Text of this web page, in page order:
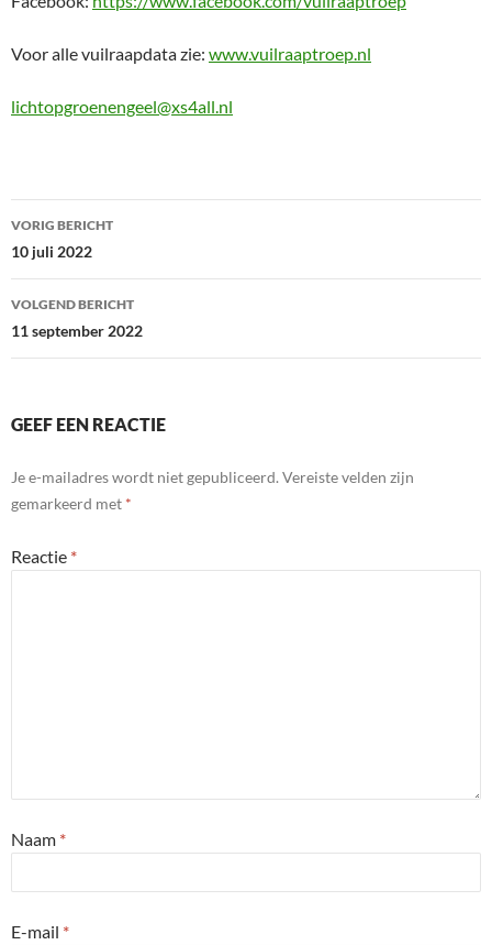
Voor alle vuilraapdata zie: www.vuilraaptroep.nl
lichtopgroenengeel@xs4all.nl
Bericht
navigatie
VORIG BERICHT
10 juli 2022
VOLGEND BERICHT
11 september 2022
GEEF EEN REACTIE
Je e-mailadres wordt niet gepubliceerd. Vereiste velden zijn
gemarkeerd met *
Reactie *
Naam *
E-mail *